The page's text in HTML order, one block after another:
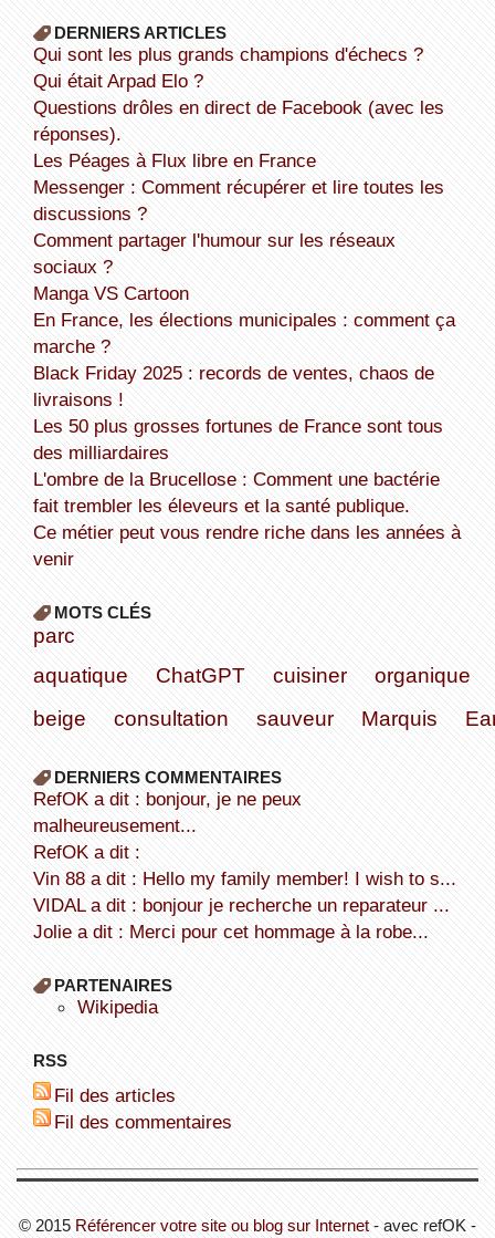
DERNIERS ARTICLES
Qui sont les plus grands champions d'échecs ?
Qui était Arpad Elo ?
Questions drôles en direct de Facebook (avec les
réponses).
Les Péages à Flux libre en France
Messenger : Comment récupérer et lire toutes les
discussions ?
Comment partager l'humour sur les réseaux
sociaux ?
Manga VS Cartoon
En France, les élections municipales : comment ça
marche ?
Black Friday 2025 : records de ventes, chaos de
livraisons !
Les 50 plus grosses fortunes de France sont tous
des milliardaires
L'ombre de la Brucellose : Comment une bactérie
fait trembler les éleveurs et la santé publique.
Ce métier peut vous rendre riche dans les années à
venir
MOTS CLÉS
parc
aquatique
ChatGPT cuisiner
organique
beige
consultation sauveur Marquis
DERNIERS COMMENTAIRES
refOK a dit : bonjour, je ne peux
malheureusement...
refOK a dit :
Vin 88 a dit : Hello my family member! I wish to s...
VIDAL a dit : bonjour je recherche un reparateur ...
Jolie a dit : Merci pour cet hommage à la robe...
PARTENAIRES
wikipedia
RSS
Fil des articles
Fil des commentaires
© 2015 Référencer votre site ou blog sur Internet - avec refOK -